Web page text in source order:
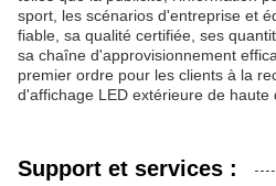
sport, les scénarios d'entreprise et
fiable, sa qualité certifiée, ses
sa chaîne d'approvisionnement
premier ordre pour les clients à la
d'affichage LED extérieure de haute
Support et services :